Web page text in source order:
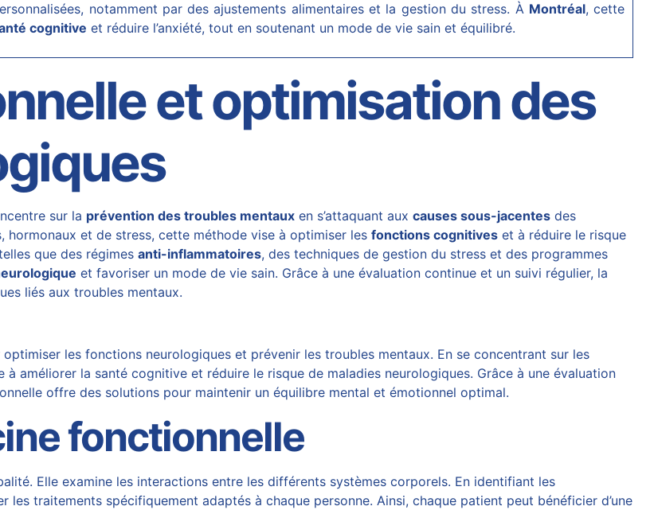
notamment par des ajustements alimentaires et la gestion du stress. À Montréal, cette
cognitive et réduire l’anxiété, tout en soutenant un mode de vie sain et équilibré.
et optimisation des
sur la prévention des troubles mentaux en s’attaquant auxcauses sous-jacentes des
hormonaux et de stress, cette méthode vise à optimiser lesfonctions cognitives et à réduire le risque
que des régimesanti-inflammatoires, des techniques de gestion du stress et des programmes
et favoriser un mode de vie sain. Grâce à une évaluation continue et un suivi régulier, la
liés aux troubles mentaux.
les fonctions neurologiques et prévenir les troubles mentaux. En se concentrant sur les
améliorer la santé cognitive et réduire le risque de maladies neurologiques. Grâce à une évaluation
offre des solutions pour maintenir un équilibre mental et émotionnel optimal.
fonctionnelle
Elle examine les interactions entre les différents systèmes corporels. En identifiant les
traitements spécifiquement adaptés à chaque personne. Ainsi, chaque patient peut bénéficier d’une